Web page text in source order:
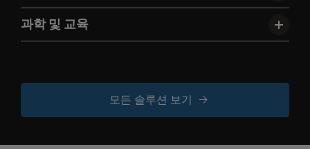
과학 및 교육
모든 솔루션 보기